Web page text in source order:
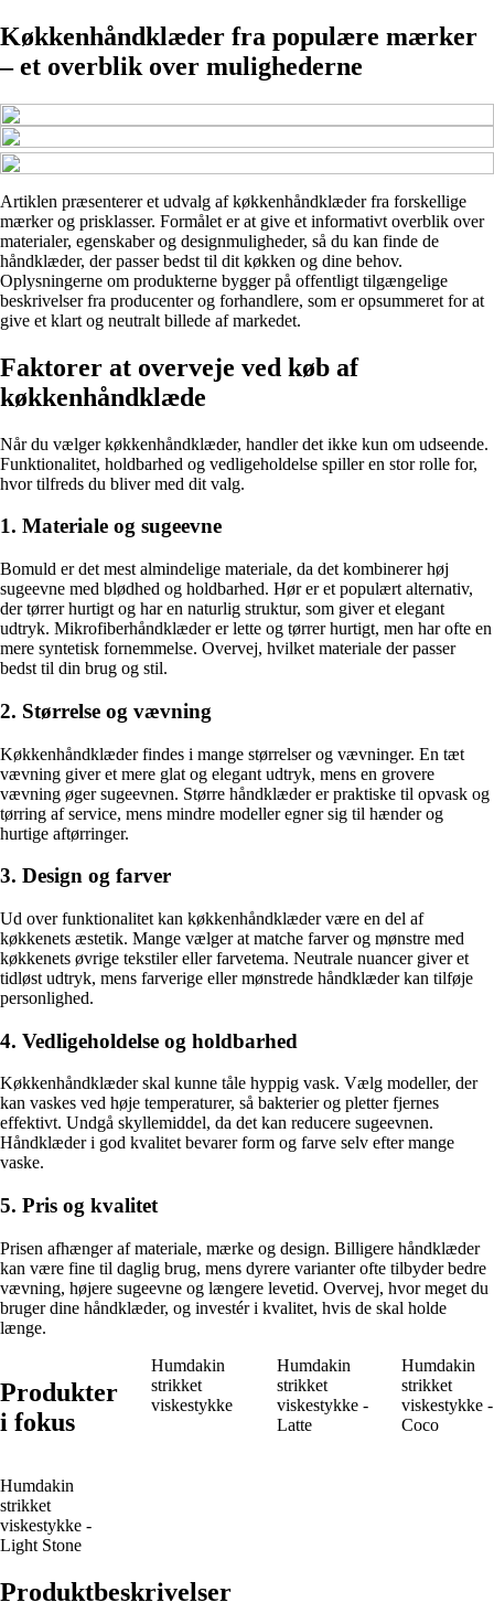
Køkkenhåndklæder fra populære mærker
– et overblik over mulighederne
Artiklen præsenterer et udvalg af køkkenhåndklæder fra forskellige
mærker og prisklasser. Formålet er at give et informativt overblik over
materialer, egenskaber og designmuligheder, så du kan finde de
håndklæder, der passer bedst til dit køkken og dine behov.
Oplysningerne om produkterne bygger på offentligt tilgængelige
beskrivelser fra producenter og forhandlere, som er opsummeret for at
give et klart og neutralt billede af markedet.
Faktorer at overveje ved køb af
køkkenhåndklæde
Når du vælger køkkenhåndklæder, handler det ikke kun om udseende.
Funktionalitet, holdbarhed og vedligeholdelse spiller en stor rolle for,
hvor tilfreds du bliver med dit valg.
1. Materiale og sugeevne
Bomuld er det mest almindelige materiale, da det kombinerer høj
sugeevne med blødhed og holdbarhed. Hør er et populært alternativ,
der tørrer hurtigt og har en naturlig struktur, som giver et elegant
udtryk. Mikrofiberhåndklæder er lette og tørrer hurtigt, men har ofte en
mere syntetisk fornemmelse. Overvej, hvilket materiale der passer
bedst til din brug og stil.
2. Størrelse og vævning
Køkkenhåndklæder findes i mange størrelser og vævninger. En tæt
vævning giver et mere glat og elegant udtryk, mens en grovere
vævning øger sugeevnen. Større håndklæder er praktiske til opvask og
tørring af service, mens mindre modeller egner sig til hænder og
hurtige aftørringer.
3. Design og farver
Ud over funktionalitet kan køkkenhåndklæder være en del af
køkkenets æstetik. Mange vælger at matche farver og mønstre med
køkkenets øvrige tekstiler eller farvetema. Neutrale nuancer giver et
tidløst udtryk, mens farverige eller mønstrede håndklæder kan tilføje
personlighed.
4. Vedligeholdelse og holdbarhed
Køkkenhåndklæder skal kunne tåle hyppig vask. Vælg modeller, der
kan vaskes ved høje temperaturer, så bakterier og pletter fjernes
effektivt. Undgå skyllemiddel, da det kan reducere sugeevnen.
Håndklæder i god kvalitet bevarer form og farve selv efter mange
vaske.
5. Pris og kvalitet
Prisen afhænger af materiale, mærke og design. Billigere håndklæder
kan være fine til daglig brug, mens dyrere varianter ofte tilbyder bedre
vævning, højere sugeevne og længere levetid. Overvej, hvor meget du
bruger dine håndklæder, og investér i kvalitet, hvis de skal holde
længe.
Produkter
i fokus
Humdakin
strikket
viskestykke
Humdakin
strikket
viskestykke -
Latte
Humdakin
strikket
viskestykke -
Coco
Humdakin
strikket
viskestykke -
Light Stone
Produktbeskrivelser